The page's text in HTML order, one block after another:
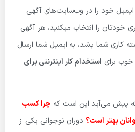
خود را در وب‌سایت‌های آگهی
خودتان را انتخاب میکنید، هر آگهی
کاری شما باشد، به ایمیل شما ارسال
برای استخدام کار اینترنتی برای
پیش می‌آید این است که چرا کسب
بهتر است؟ دوران نوجوانی یکی از